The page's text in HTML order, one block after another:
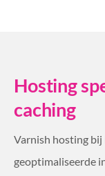
Hosting
caching
Varnish hosting
geoptimaliseerde